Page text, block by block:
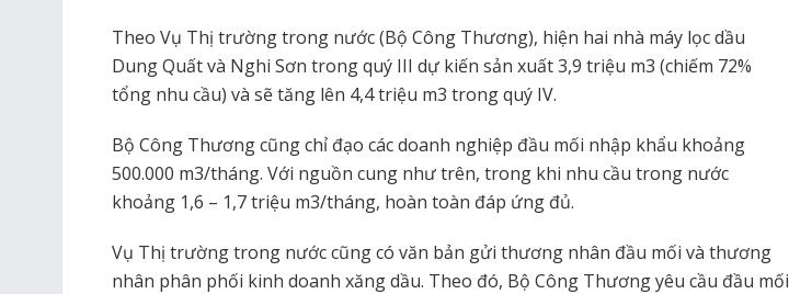
Theo Vụ Thị trường trong nước (Bộ Công Thương), hiện hai nhà máy lọc dầu
Dung Quất và Nghi Sơn trong quý III dự kiến sản xuất 3,9 triệu m3 (chiếm 72%
tổng nhu cầu) và sẽ tăng lên 4,4 triệu m3 trong quý IV.
Bộ Công Thương cũng chỉ đạo các doanh nghiệp đầu mối nhập khẩu khoảng
500.000 m3/tháng. Với nguồn cung như trên, trong khi nhu cầu trong nước
khoảng 1,6 – 1,7 triệu m3/tháng, hoàn toàn đáp ứng đủ.
Vụ Thị trường trong nước cũng có văn bản gửi thương nhân đầu mối và thương
nhân phân phối kinh doanh xăng dầu. Theo đó, Bộ Công Thương yêu cầu đầu mối